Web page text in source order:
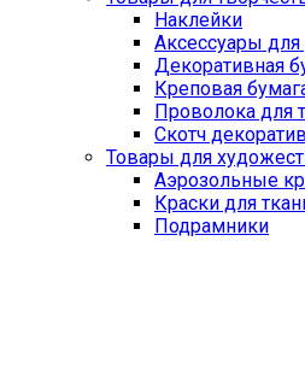
Наклейки
Аксессуары
Декоративная
Креповая
Проволока для
Скотч
Товары для
Аэрозольные
Краски для
Подрамники